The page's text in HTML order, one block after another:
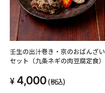
壬生の出汁巻き・京のおばんざい
セット（九条ネギの肉豆腐定食）
4,000 (税込)